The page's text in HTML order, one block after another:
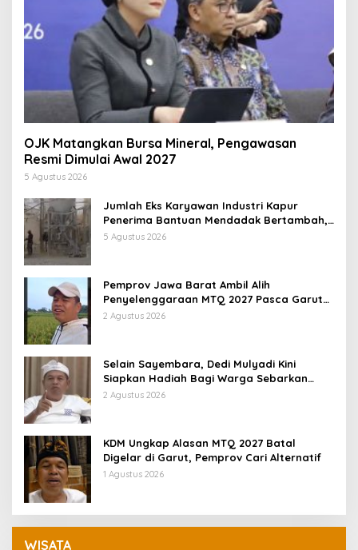
OJK Matangkan Bursa Mineral, Pengawasan
Resmi Dimulai Awal 2027
5 Agustus 2026
Jumlah Eks Karyawan Industri Kapur
Penerima Bantuan Mendadak Bertambah,
KDM: Kita Identifikasi
5 Agustus 2026
Pemprov Jawa Barat Ambil Alih
Penyelenggaraan MTQ 2027 Pasca Garut
Mundur Jadi Tuan Rumah
2 Agustus 2026
Selain Sayembara, Dedi Mulyadi Kini
Siapkan Hadiah Bagi Warga Sebarkan
Lokasi Penjualan Narkotika
2 Agustus 2026
KDM Ungkap Alasan MTQ 2027 Batal
Digelar di Garut, Pemprov Cari Alternatif
1 Agustus 2026
WISATA